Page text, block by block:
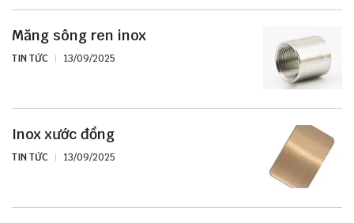
Măng sông ren inox
TIN TỨC 13/09/2025
Inox xước đồng
TIN TỨC 13/09/2025